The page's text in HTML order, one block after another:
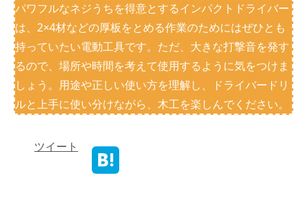
パワフルなネジうちを得意とするインパクトドライバー
は、2×4材などの厚板をとめる作業のためにはぜひとも
持っていたい電動工具です。ただ、大きな打撃音を発す
るので、場所や時間を考えて使用するように気をつけま
しょう。用途や正しい使い方を理解し、ドライバードリ
ルと上手に使い分けながら、木工を楽しんでください。
ツイート